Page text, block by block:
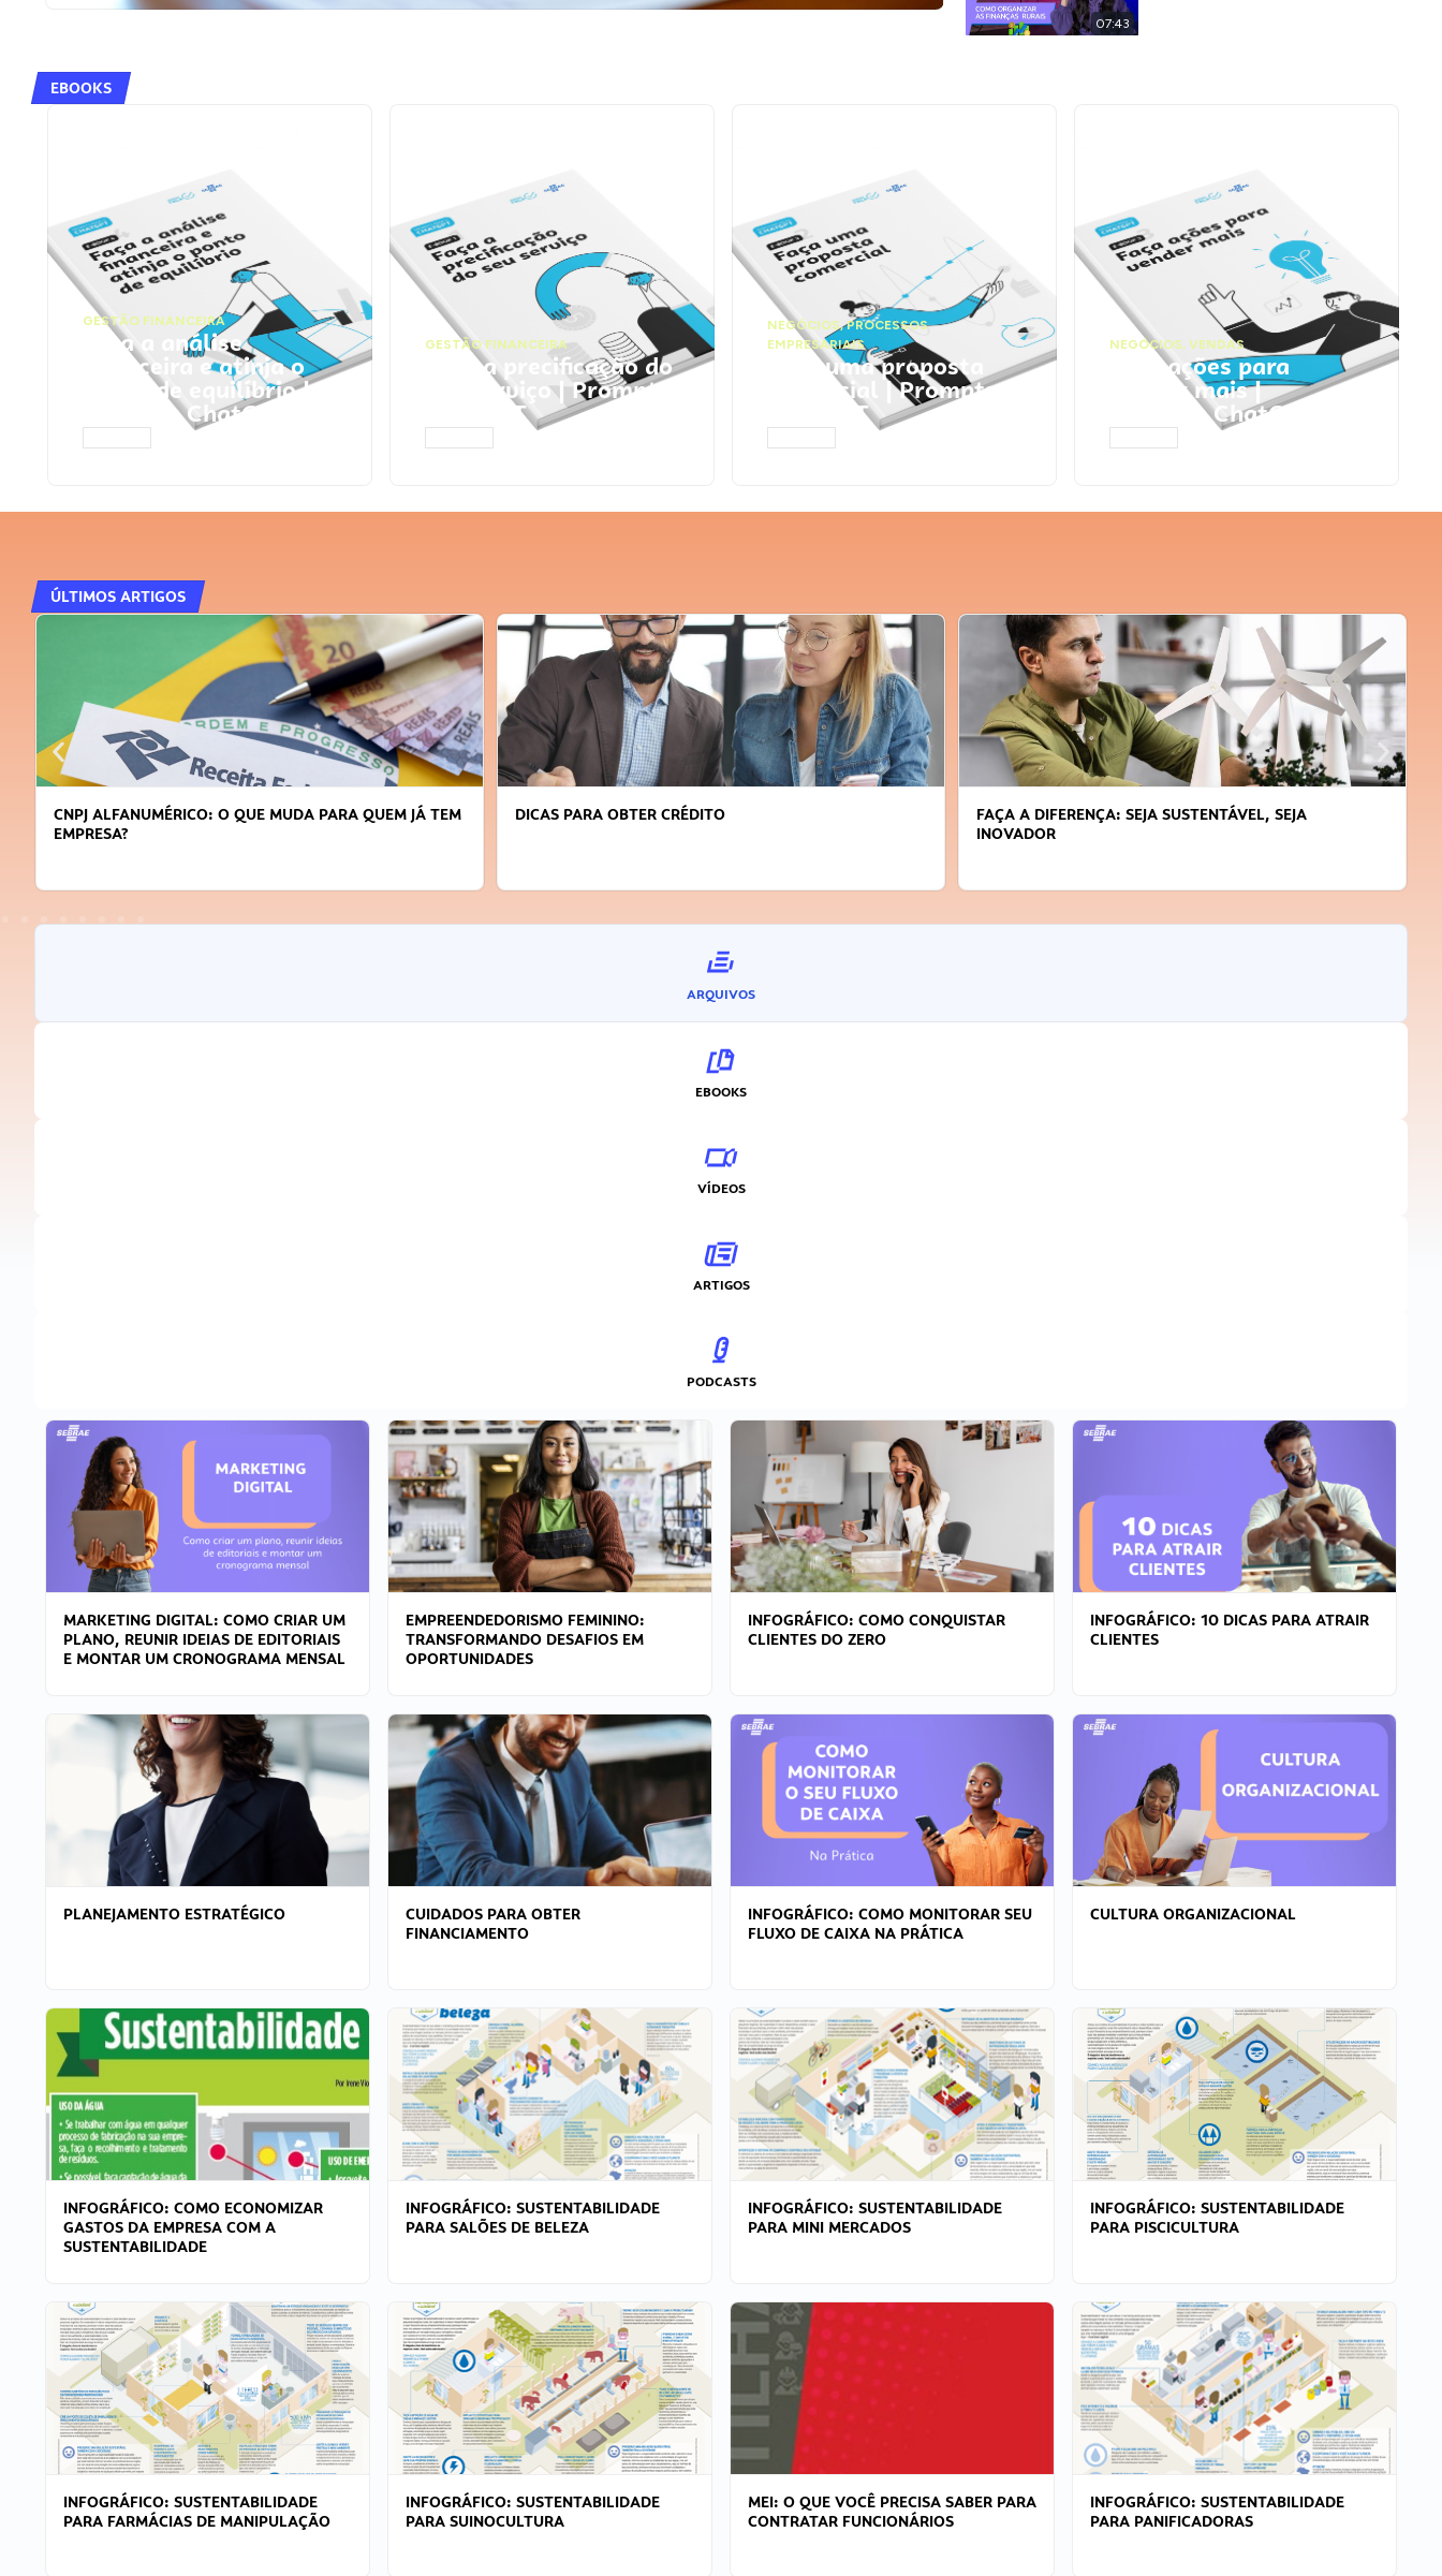
07:43
EBOOKS
GESTÃO FINANCEIRA
Faça a análise
financeira e atinja o
ponto de equilíbrio |
Prompts ChatGPT
GESTÃO FINANCEIRA
Faça a precificação do
seu serviço | Prompts
ChatGPT
NEGÓCIOS,PROCESSOS
EMPRESARIAIS
Faça uma proposta
comercial | Prompts
ChatGPT
NEGÓCIOS, VENDAS
Faça ações para
vender mais |
Prompts ChatGPT
ÚLTIMOS ARTIGOS
DICAS PARA OBTER CRÉDITO
FAÇA A DIFERENÇA: SEJA SUSTENTÁVEL, SEJA
APRENDA A GERENCIAR O SEU TEMPO
ARQUIVOS
EBOOKS
VÍDEOS
ARTIGOS
PODCASTS
MARKETING DIGITAL: COMO CRIAR UM
PLANO, REUNIR IDEIAS DE EDITORIAIS
E MONTAR UM CRONOGRAMA MENSAL
EMPREENDEDORISMO FEMININO:
TRANSFORMANDO DESAFIOS EM
OPORTUNIDADES
INFOGRÁFICO: COMO CONQUISTAR
CLIENTES DO ZERO
INFOGRÁFICO: 10 DICAS PARA ATRAIR
CLIENTES
PLANEJAMENTO ESTRATÉGICO
CUIDADOS PARA OBTER
FINANCIAMENTO
INFOGRÁFICO: COMO MONITORAR SEU
FLUXO DE CAIXA NA PRÁTICA
CULTURA ORGANIZACIONAL
INFOGRÁFICO: COMO ECONOMIZAR
GASTOS DA EMPRESA COM A
SUSTENTABILIDADE
INFOGRÁFICO: SUSTENTABILIDADE
PARA SALÕES DE BELEZA
INFOGRÁFICO: SUSTENTABILIDADE
PARA MINI MERCADOS
INFOGRÁFICO: SUSTENTABILIDADE
PARA PISCICULTURA
INFOGRÁFICO: SUSTENTABILIDADE
PARA FARMÁCIAS DE MANIPULAÇÃO
INFOGRÁFICO: SUSTENTABILIDADE
PARA SUINOCULTURA
MEI: O QUE VOCÊ PRECISA SABER PARA
CONTRATAR FUNCIONÁRIOS
INFOGRÁFICO: SUSTENTABILIDADE
PARA PANIFICADORAS